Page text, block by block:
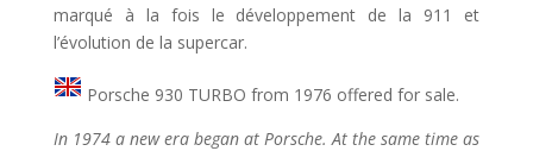
marqué à la fois le développement de la 911 et
l’évolution de la supercar.
Porsche 930 TURBO from 1976 offered for sale.
In 1974 a new era began at Porsche. At the same time as